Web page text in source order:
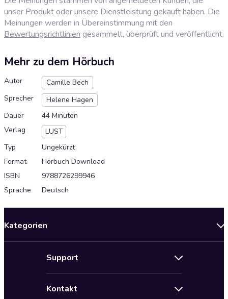
unser Produkt oder unsere Dienstleistung gekauft haben. Die
Meinungen werden in Übereinstimmung mit den
Bewertungsrichtlinien gesammelt, überprüft und veröffentlicht.
Mehr zu dem Hörbuch
Autor
Camille Bech
Sprecher
Helene Hagen
Dauer
44 Minuten
Verlag
LUST
Typ
Ungekürzt
Format
Hörbuch Download
ISBN
9788726299946
Sprache
Deutsch
Kategorien
Support
Kontakt